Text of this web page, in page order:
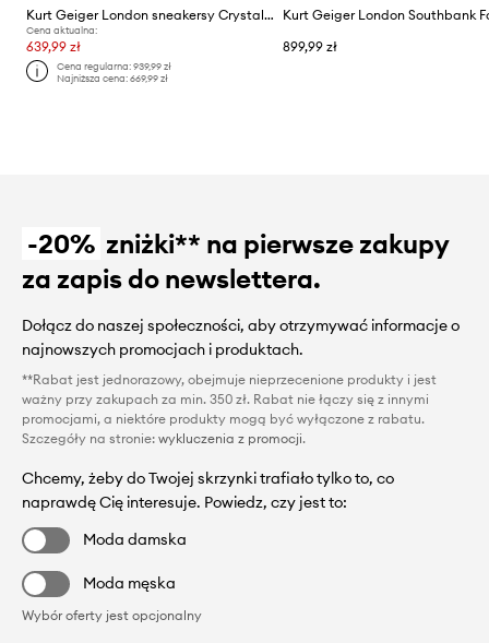
Kurt Geiger London sneakersy Crystal Toecap Cupsole
Cena aktualna:
639,99 zł
Cena regularna:939,99 zł
Najniższa cena:669,99 zł
899,99 zł
-20% zniżki** na pierwsze zakupy
za zapis do newslettera.
Dołącz do naszej społeczności, aby otrzymywać informacje o
najnowszych promocjach i produktach.
**Rabat jest jednorazowy, obejmuje nieprzecenione produkty i jest
ważny przy zakupach za min. 350 zł. Rabat nie łączy się z innymi
promocjami, a niektóre produkty mogą być wyłączone z rabatu.
Szczegóły na stronie: wykluczenia z promocji.
Chcemy, żeby do Twojej skrzynki trafiało tylko to, co
naprawdę Cię interesuje. Powiedz, czy jest to:
Moda damska
Moda męska
Wybór oferty jest opcjonalny